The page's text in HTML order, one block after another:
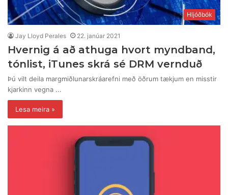
Hljóðbók
Jay Lloyd Perales 22. janúar 2021
Hvernig á að athuga hvort myndband,
tónlist, iTunes skrá sé DRM vernduð
Þú vilt deila margmiðlunarskráarefni með öðrum tækjum en misstir
kjarkinn vegna ...
Lesa meira »